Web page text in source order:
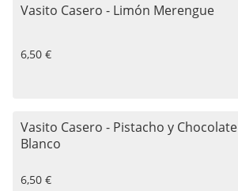
Vasito Casero - Limón Merengue
6,50 €
Vasito Casero - Pistacho y Chocolate
Blanco
6,50 €